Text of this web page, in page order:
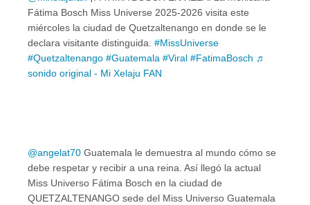
Fátima Bosch Miss Universe 2025-2026 visita este
miércoles la ciudad de Quetzaltenango en donde se le
declara visitante distinguida. #MissUniverse
#Quetzaltenango #Guatemala #Viral #FatimaBosch ♬
sonido original - Mi Xelaju FAN
@angelat70 Guatemala le demuestra al mundo cómo se
debe respetar y recibir a una reina. Así llegó la actual
Miss Universo Fátima Bosch en la ciudad de
QUETZALTENANGO sede del Miss Universo Guatemala